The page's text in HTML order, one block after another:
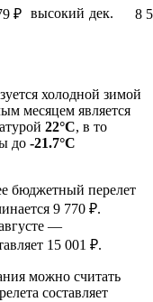
₽ высокий дек. 8
холодной зимой
месяцем является
22°C, в то
до -21.7°C
бюджетный перелет
9 770 ₽.
—
15 001 ₽.
можно считать
составляет